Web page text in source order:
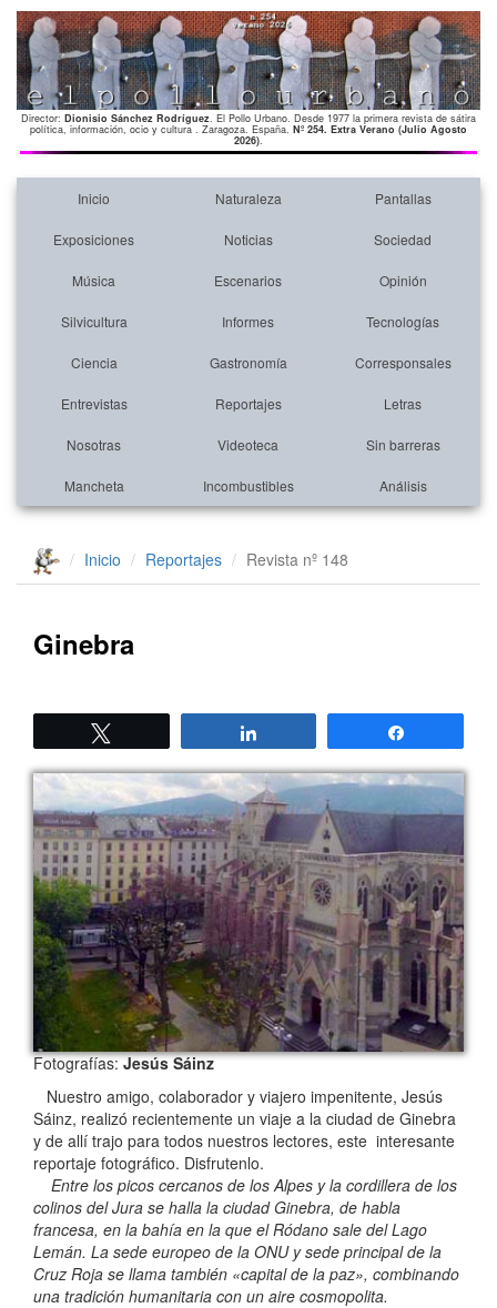
Director: Dionisio Sánchez Rodríguez. El Pollo Urbano. Desde 1977 la primera revista de sátira
política, información, ocio y cultura . Zaragoza. España. Nº 254. Extra Verano (Julio Agosto
2026).
Inicio Naturaleza Pantallas
Exposiciones Noticias Sociedad
Música Escenarios Opinión
Silvicultura Informes Tecnologías
Ciencia Gastronomía Corresponsales
Entrevistas Reportajes Letras
Nosotras Videoteca Sin barreras
Mancheta Incombustibles Análisis
Inicio Reportajes Revista nº 148
Ginebra
Fotografías:Jesús Sáinz
Nuestro amigo, colaborador y viajero impenitente, Jesús
Sáinz, realizó recientemente un viaje a la ciudad de Ginebra
y de allí trajo para todos nuestros lectores, este interesante
reportaje fotográfico. Disfrutenlo.
Entre los picos cercanos de los Alpes y la cordillera de los
colinos del Jura se halla la ciudad Ginebra, de habla
francesa, en la bahía en la que el Ródano sale del Lago
Lemán. La sede europeo de la ONU y sede principal de la
Cruz Roja se llama también «capital de la paz», combinando
una tradición humanitaria con un aire cosmopolita.